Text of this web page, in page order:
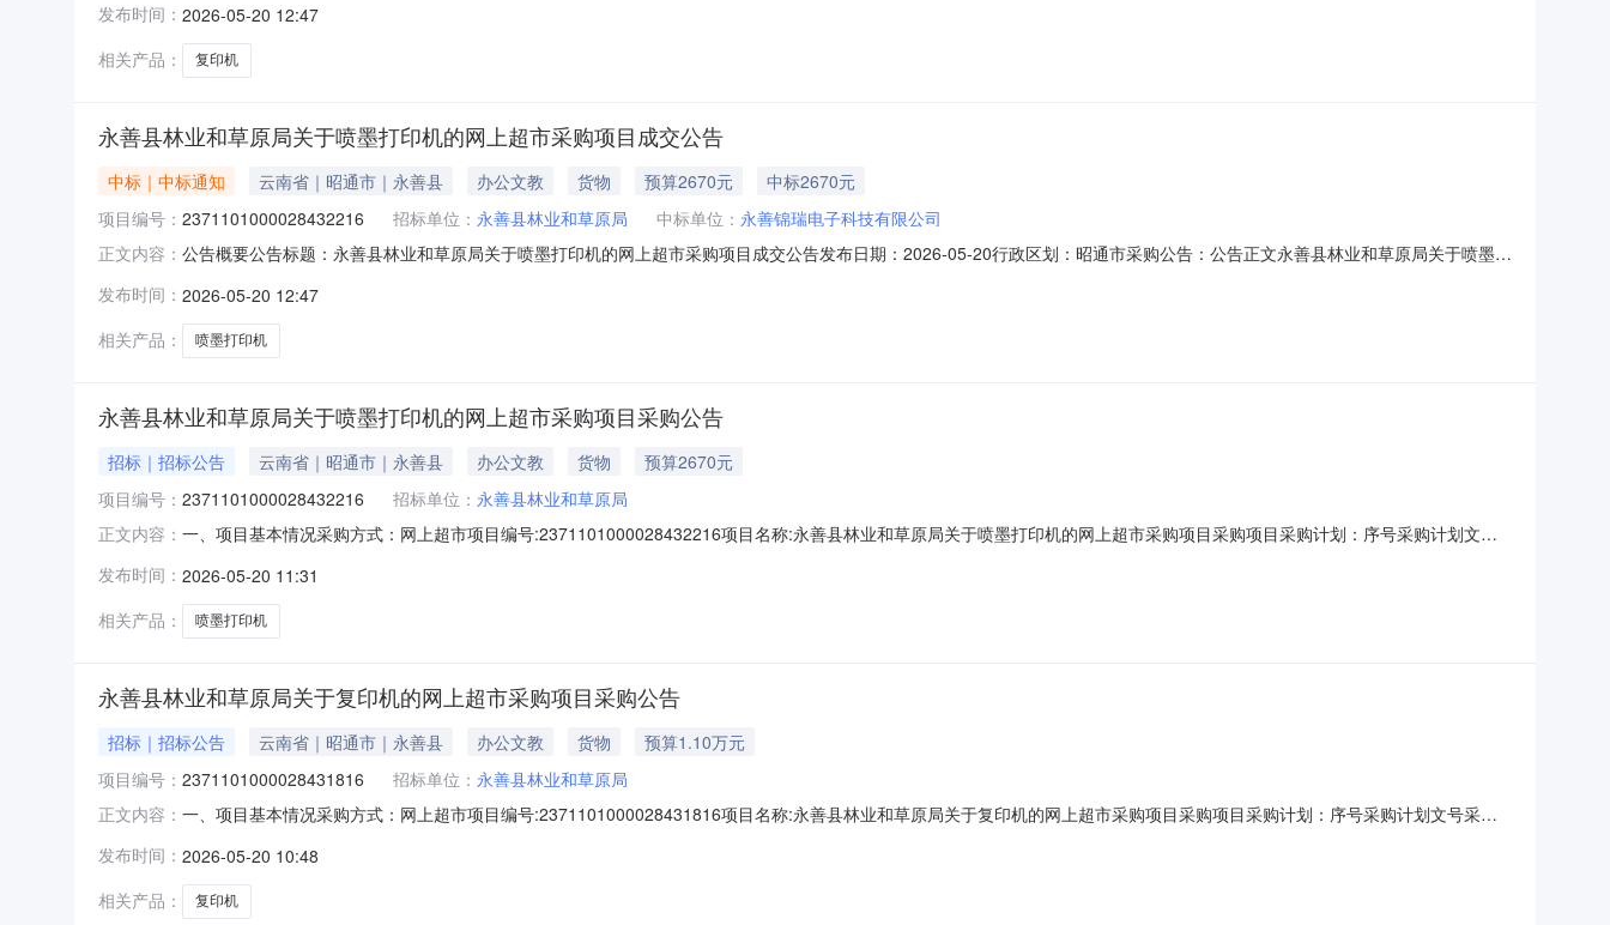
号：2371101000028431816项目联系人：杨凡项目联系电话：15348706996采购计划信息：序号采购计划文号信息采购计划金额14530625JH20260070
发布时间： 2026-05-20 12:47
相关产品：
复印机
永善县林业和草原局关于喷墨打印机的网上超市采购项目成交公告
中标｜中标通知 云南省｜昭通市｜永善县 办公文教 货物 预算2670元
中标2670元
项目编号： 2371101000028432216 招标单位： 永善县林业和草原局 中标单位： 永善锦瑞电子科技有限公司
正文内容： 公告概要公告标题：永善县林业和草原局关于喷墨打印机的网上超市采购项目成交公告发布日期：2026-05-20行政区划：昭通市采购公告：公告正文永善县林业和草原局关于喷墨打
购项目项目编号：2371101000028432216项目联系人：杨凡项目联系电话：15348706996采购计划信息：序号采购计划文号信息采购计划金额14530625JH20
发布时间： 2026-05-20 12:47
相关产品：
喷墨打印机
永善县林业和草原局关于喷墨打印机的网上超市采购项目采购公告
招标｜招标公告 云南省｜昭通市｜永善县 办公文教 货物
预算2670元
项目编号： 2371101000028432216 招标单位： 永善县林业和草原局
正文内容： 一、项目基本情况采购方式：网上超市项目编号:2371101000028432216项目名称:永善县林业和草原局关于喷墨打印机的网上超市采购项目采购项目采购计划：序号采购计划文号
1.满足《中华人民共和国政府采购法》第二十二条规定；2.落实政府采购政策需满足的资格要求：（如属于专门面向中小企业采购的项目,供应商应为中小微企业、
发布时间： 2026-05-20 11:31
相关产品：
喷墨打印机
永善县林业和草原局关于复印机的网上超市采购项目采购公告
招标｜招标公告 云南省｜昭通市｜永善县 办公文教 货物
预算1.10万元
项目编号： 2371101000028431816 招标单位： 永善县林业和草原局
正文内容： 一、项目基本情况采购方式：网上超市项目编号:2371101000028431816项目名称:永善县林业和草原局关于复印机的网上超市采购项目采购项目采购计划：序号采购计划文号采购
要求：1.满足《中华人民共和国政府采购法》第二十二条规定；2.落实政府采购政策需满足的资格要求：（如属于专门面向中小企业采购的项目,供应商应为
发布时间： 2026-05-20 10:48
相关产品：
复印机